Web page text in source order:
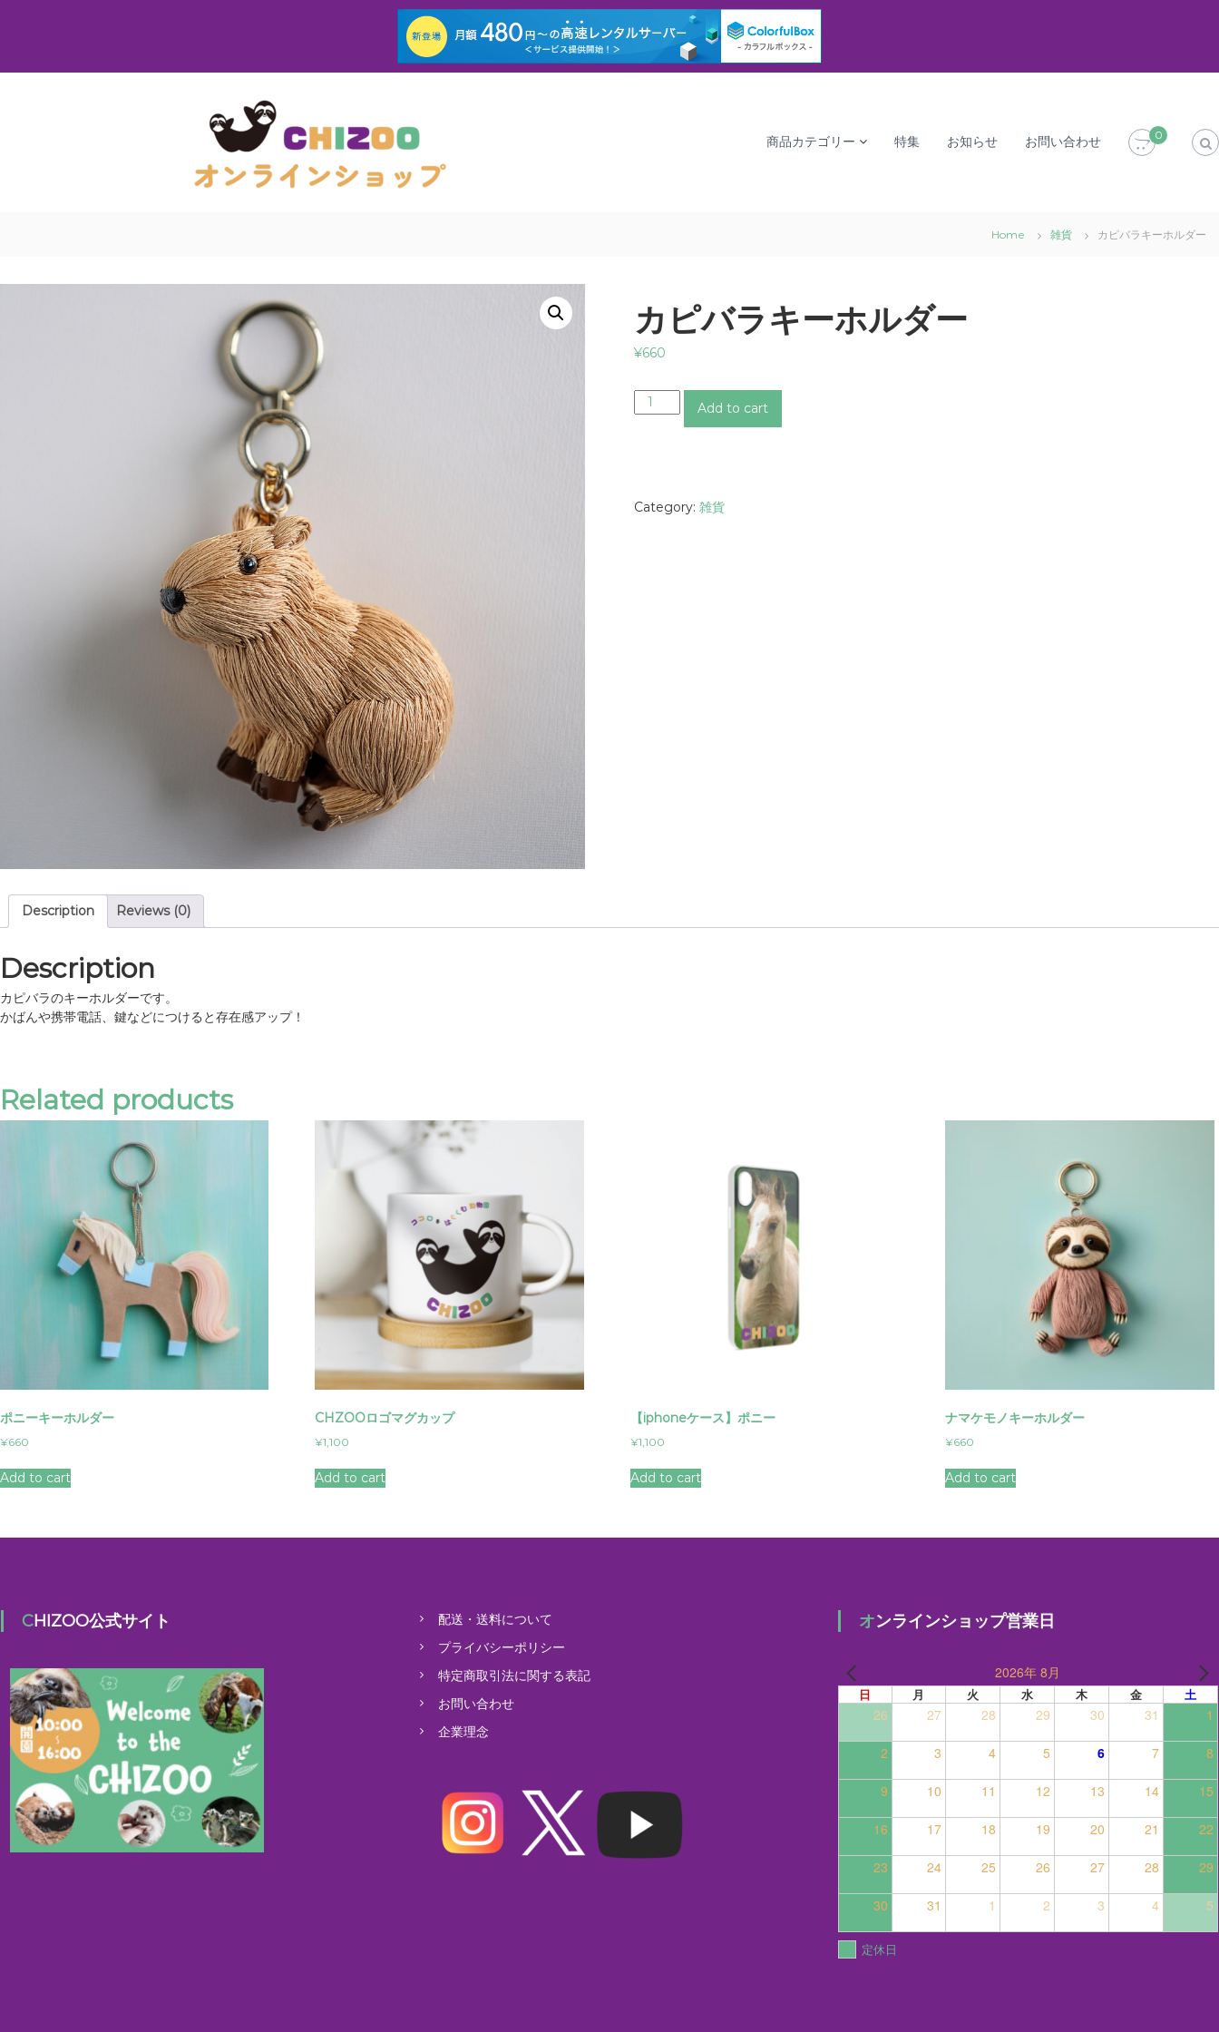
商品カテゴリー 特集 お知らせ お問い合わせ 0
Home 雑貨 カピバラキーホルダー
カピバラキーホルダー
¥660
ピ
ホ
Add to cart
Category: 雑貨
Description Reviews (0)
Description
カピバラのキーホルダーです。
かばんや携帯電話、鍵などにつけると存在感アップ！
Related products
ポニーキーホルダー
¥660
Add to cart
CHZOOロゴマグカップ
¥1,100
Add to cart
【iphoneケース】ポニー
¥1,100
Add to cart
ナマケモノキーホルダー
¥660
Add to cart
CHIZOO公式サイト
配送・送料について
プライバシーポリシー
特定商取引法に関する表記
お問い合わせ
企業理念
オンラインショップ営業日
2026年 8月
日 月 火 水 木 金 土
26 27 28 29 30 31 1
2 3 4 5 6 7 8
9 10 11 12 13 14 15
16 17 18 19 20 21 22
23 24 25 26 27 28 29
30 31 1 2 3 4 5
定休日